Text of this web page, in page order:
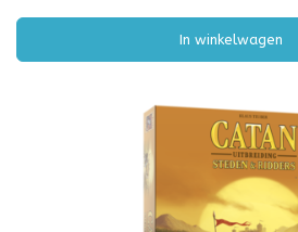
In winkelwagen